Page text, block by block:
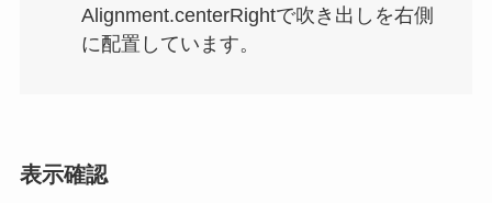
Alignment.centerRightで吹き出しを右側
に配置しています。
表示確認